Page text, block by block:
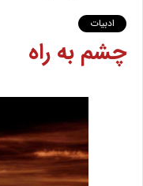
ادبیات
چشم‌ به ‌راه